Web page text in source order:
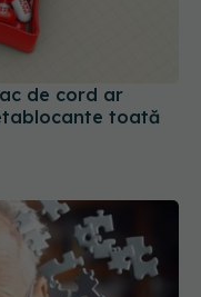
de cord ar
toată